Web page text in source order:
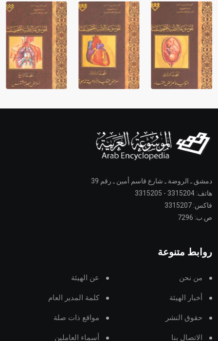
دمشق ـ الروضة ـ شارع قاسم أمين ـ رقم 39
هاتف: 3315204 - 3315205
فاكس: 3315207
ص.ب: 7296
روابط متنوعة
من نحن عن الهيئة
أخبار الهيئة كلمة المدير العام
حقوق النشر مواقع ذات صلة
الاتصال بنا أسماء العاملين